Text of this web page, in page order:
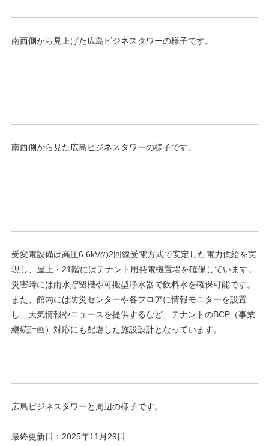
南西側から見上げた広島ビジネスタワーの様子です。
南西側から見た広島ビジネスタワーの様子です。
受変電設備は高圧6.6kVの2回線受電方式で安定した電力供給を実
現し、屋上・21階にはテナント用発電機置場を確保しています。
災害時には雨水貯留槽や可搬型浄水器で飲料水を確保可能です。
また、館内には防災センターや各フロアに情報モニターを設置
し、天気情報やニュースを提供するなど、テナントのBCP（事業
継続計画）対応にも配慮した施設設計となっています。
広島ビジネスタワーと周辺の様子です。
最終更新日：2025年11月29日